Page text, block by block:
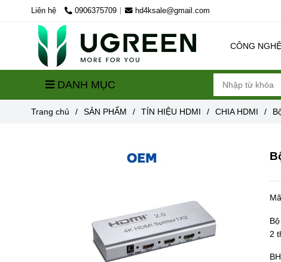
Liên hệ 0906375709 hd4ksale@gmail.com
CÔNG
DANH MỤC
Trang chủ / SẢN PHẨM / TÍN HIỆU HDMI / CHIA HDMI /
2